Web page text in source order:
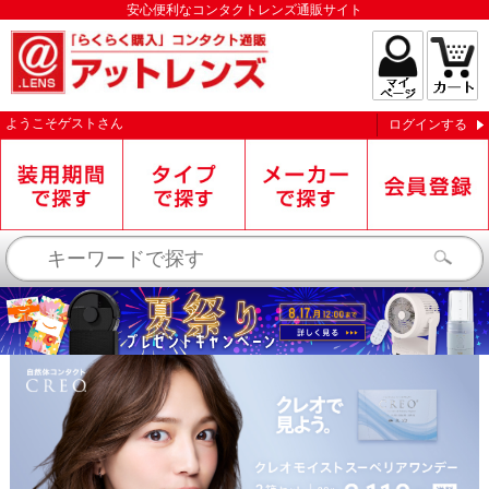
安心便利なコンタクトレンズ通販サイト
ようこそゲスト さん ログインする
お知らせを受信する
閉じる